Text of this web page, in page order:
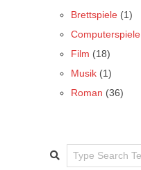
Brettspiele (1)
Computerspiele
Film (18)
Musik (1)
Roman (36)
Search